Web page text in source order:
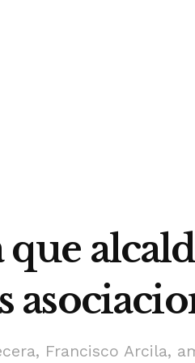
Francisco Arcila,